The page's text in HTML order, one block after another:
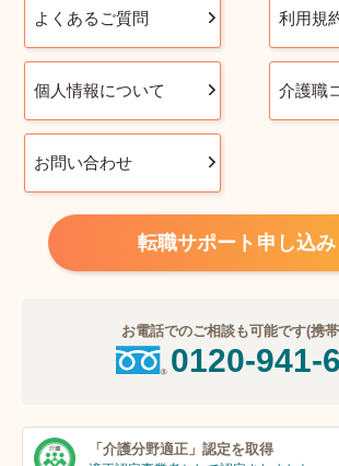
よくあるご質問 利用規
個人情報について 介護職
お問い合わせ
転職サポート申し込み
お電話でのご相談も可能です(携
0120-941-
「介護分野適正」 認定を取得